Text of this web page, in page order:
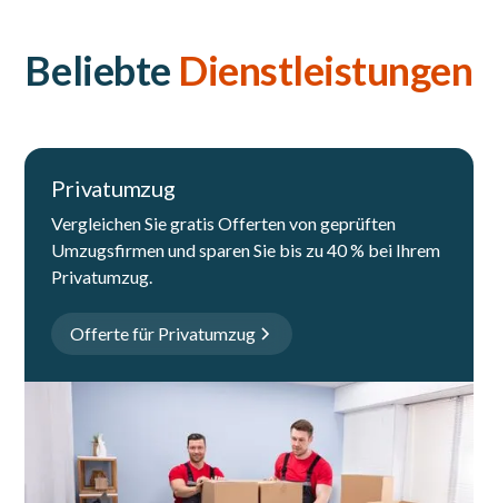
Beliebte Dienstleistungen
Privatumzug
Vergleichen Sie gratis Offerten von geprüften
Umzugsfirmen und sparen Sie bis zu 40 % bei Ihrem
Privatumzug.
Offerte für Privatumzug